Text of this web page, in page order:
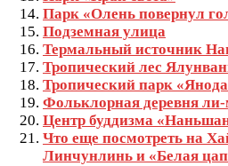
Парк «Олень повернул
Подземная улица
Термальный источник
Тропический лес
Тропический парк
Фольклорная деревня
Центр буддизма
Что еще посмотреть на
Линчунлинь и «Белая